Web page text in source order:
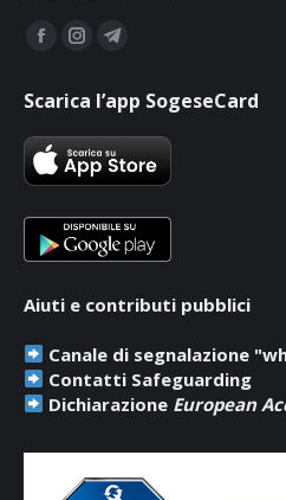
Ci puoi trovare su:
Facebook
opens
in
new
Instagram
opens
in
new
Telegram
opens
in
new
Scarica l’app SogeseCard
Aiuti e contributi pubblici
Canale di segnalazione
Contatti Safeguarding
Dichiarazione European